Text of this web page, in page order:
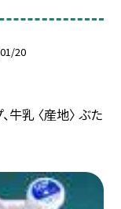
20
牛乳 〈産地〉 ぶた